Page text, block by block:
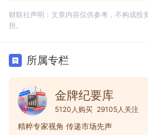
财联社声明：文章内容仅供参考，不构成投
担。
所属专栏
金牌纪要库
5120人购买 29105人关注
精粹专家视角 传递市场先声